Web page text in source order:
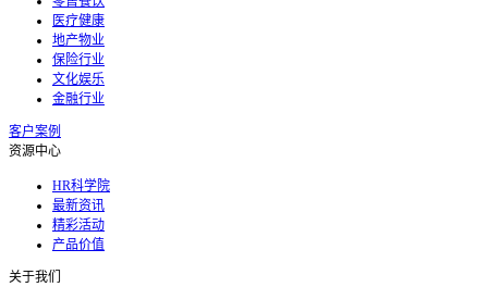
医疗健康
地产物业
保险行业
文化娱乐
金融行业
客户案例
资源中心
HR科学院
最新资讯
精彩活动
产品价值
关于我们